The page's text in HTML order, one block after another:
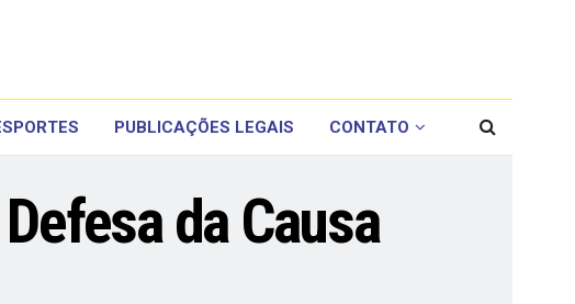
PUBLICAÇÕES LEGAIS CONTATO
da Causa